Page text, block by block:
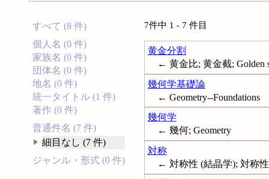
すべて (8 件)
個人名 (0 件)
家族名 (0 件)
団体名 (0 件)
地名 (0 件)
統一タイトル (1 件)
著作 (0 件)
普通件名 (7 件)
細目なし (7 件)
ジャンル・形式 (0 件)
7件中 1 - 7 件目
黄金分割
← 黄金比; 黄金截; Golden
幾何学基礎論
← Geometry--Foundations
幾何学
← 幾何; Geometry
対称
← 対称性 (結晶学); 対称